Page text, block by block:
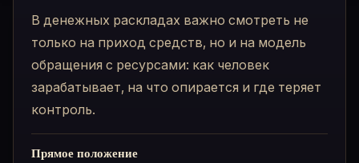
В денежных раскладах важно смотреть не
только на приход средств, но и на модель
обращения с ресурсами: как человек
зарабатывает, на что опирается и где теряет
контроль.
Прямое положение